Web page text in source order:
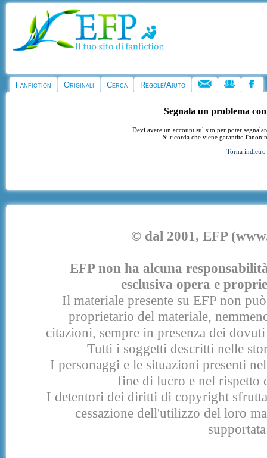
Fanfiction Originali Cerca Regole/Aiuto
Segnala un problema
Devi avere un account sul sito per poter
Si ricorda che viene garantito
Torna indietro
© dal 2001, EFP
EFP non ha alcuna
esclusiva opera e
Il materiale presente su EFP non
proprietario del materiale,
citazioni, sempre in presenza dei
Tutti i soggetti descritti nelle
I personaggi e le situazioni presenti
fine di lucro e nel rispetto
I detentori dei diritti di copyright
cessazione dell'utilizzo del loro